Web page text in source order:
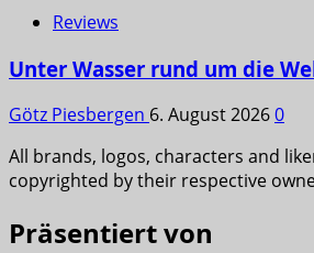
Reviews
Unter Wasser rund um die
Götz Piesbergen 6. August 20260
All brands, logos, characters and
copyrighted by their respective
Präsentiert von